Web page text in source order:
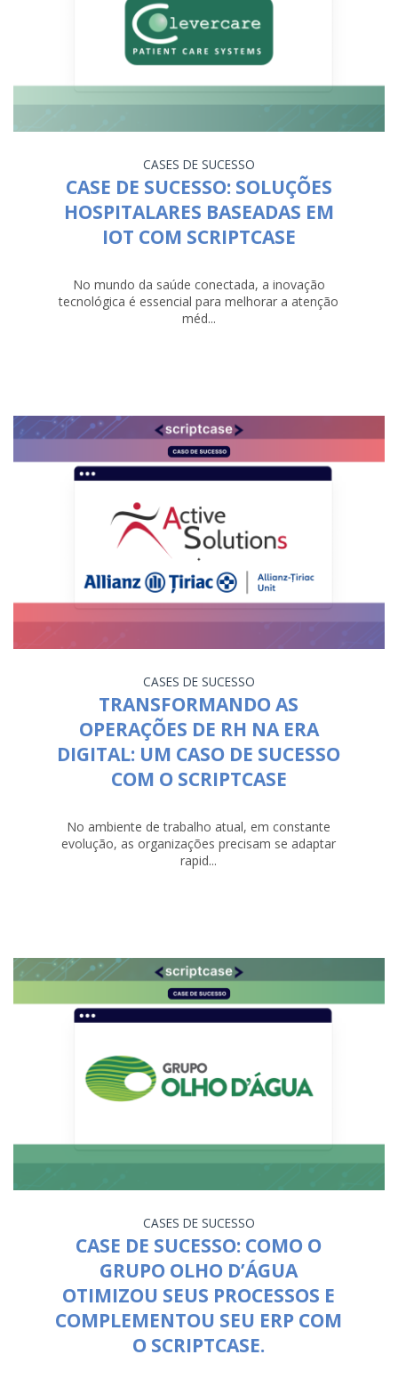
CASES DE SUCESSO
CASE DE SUCESSO: SOLUÇÕES
HOSPITALARES BASEADAS EM
IOT COM SCRIPTCASE
No mundo da saúde conectada, a inovação
tecnológica é essencial para melhorar a atenção
méd...
CASES DE SUCESSO
TRANSFORMANDO AS
OPERAÇÕES DE RH NA ERA
DIGITAL: UM CASO DE SUCESSO
COM O SCRIPTCASE
No ambiente de trabalho atual, em constante
evolução, as organizações precisam se adaptar
rapid...
CASES DE SUCESSO
CASE DE SUCESSO: COMO O
GRUPO OLHO D’ÁGUA
OTIMIZOU SEUS PROCESSOS E
COMPLEMENTOU SEU ERP COM
O SCRIPTCASE.